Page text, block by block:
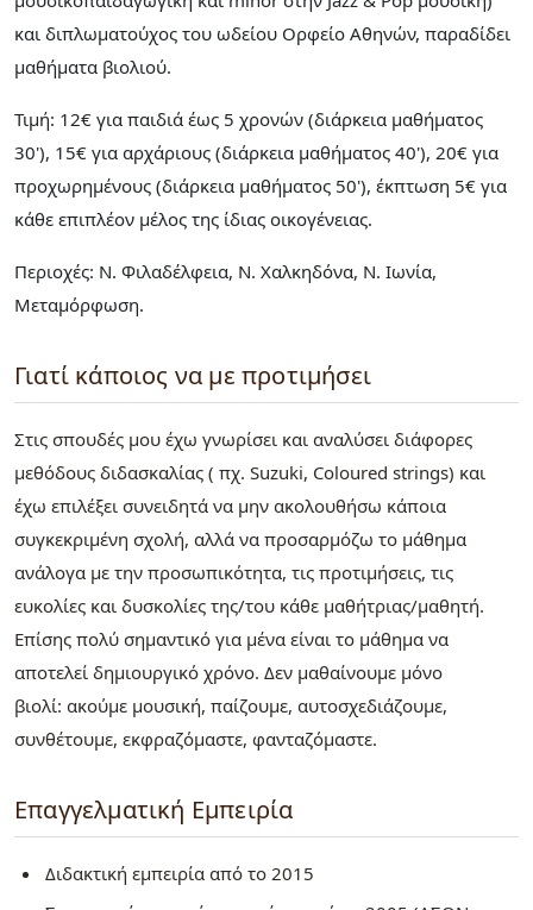
και διπλωματούχος του ωδείου Ορφείο Αθηνών, παραδίδει
μαθήματα βιολιού.
Τιμή: 12€ για παιδιά έως 5 χρονών (διάρκεια μαθήματος
30'), 15€ για αρχάριους (διάρκεια μαθήματος 40'), 20€ για
προχωρημένους (διάρκεια μαθήματος 50'), έκπτωση 5€ για
κάθε επιπλέον μέλος της ίδιας οικογένειας.
Περιοχές: Ν. Φιλαδέλφεια, Ν. Χαλκηδόνα, Ν. Ιωνία,
Μεταμόρφωση.
Γιατί κάποιος να με προτιμήσει
Στις σπουδές μου έχω γνωρίσει και αναλύσει διάφορες
μεθόδους διδασκαλίας ( πχ. Suzuki, Coloured strings) και
έχω επιλέξει συνειδητά να μην ακολουθήσω κάποια
συγκεκριμένη σχολή, αλλά να προσαρμόζω το μάθημα
ανάλογα με την προσωπικότητα, τις προτιμήσεις, τις
ευκολίες και δυσκολίες της/του κάθε μαθήτριας/μαθητή.
Επίσης πολύ σημαντικό για μένα είναι το μάθημα να
αποτελεί δημιουργικό χρόνο. Δεν μαθαίνουμε μόνο
βιολί: ακούμε μουσική, παίζουμε, αυτοσχεδιάζουμε,
συνθέτουμε, εκφραζόμαστε, φανταζόμαστε.
Επαγγελματική Εμπειρία
Διδακτική εμπειρία από το 2015